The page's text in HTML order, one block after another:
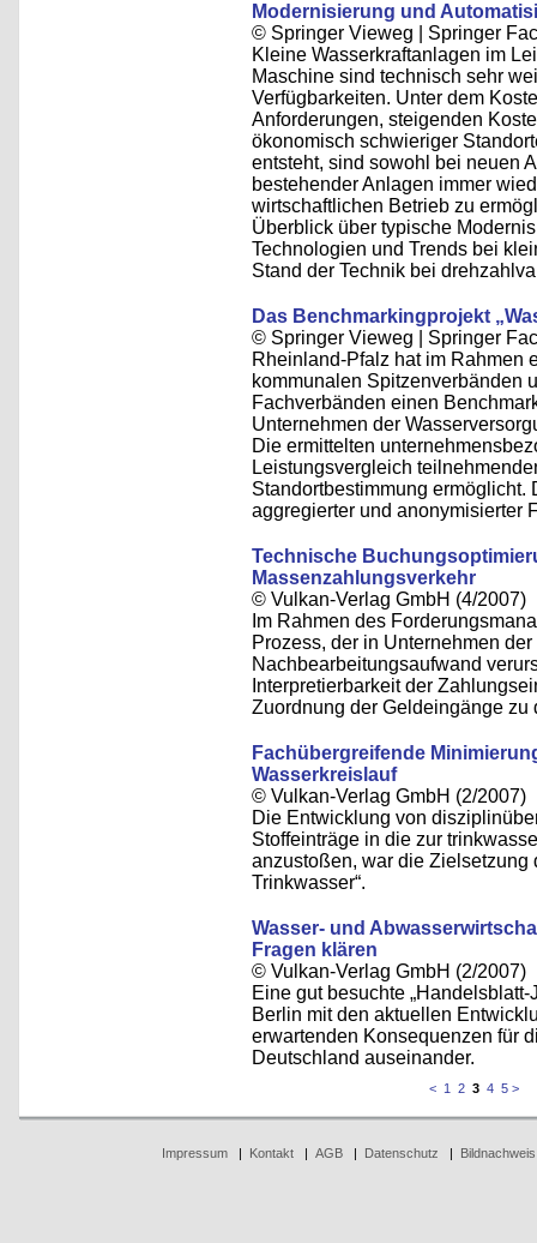
Modernisierung und
© Springer Vieweg | Springer
Kleine Wasserkraftanlagen im
Maschine sind technisch sehr
Verfügbarkeiten. Unter dem
Anforderungen, steigenden
ökonomisch schwieriger
entsteht, sind sowohl bei neuen
bestehender Anlagen immer
wirtschaftlichen Betrieb zu
Überblick über typische
Technologien und Trends bei
Stand der Technik bei
Das Benchmarkingprojekt
© Springer Vieweg | Springer
Rheinland-Pfalz hat im Rahmen
kommunalen Spitzenverbänden
Fachverbänden einen
Unternehmen der
Die ermittelten
Leistungsvergleich
Standortbestimmung
aggregierter und anonymisierter
Technische
Massenzahlungsverkehr
© Vulkan-Verlag GmbH (4/2007)
Im Rahmen des
Prozess, der in Unternehmen
Nachbearbeitungsaufwand
Interpretierbarkeit der
Zuordnung der Geldeingänge zu
Fachübergreifende
Wasserkreislauf
© Vulkan-Verlag GmbH (2/2007)
Die Entwicklung von
Stoffeinträge in die zur
anzustoßen, war die Zielsetzung
Trinkwasser“.
Wasser- und
Fragen klären
© Vulkan-Verlag GmbH (2/2007)
Eine gut besuchte
Berlin mit den aktuellen
erwartenden Konsequenzen für
Deutschland auseinander.
< 1 2 3 4 5 >
Impressum| Kontakt| AGB| Datenschutz | Bildnachweis